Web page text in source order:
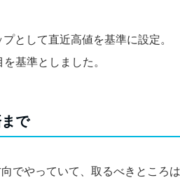
として直近高値を基準に設定。
基準としました。
で
でやっていて、取るべきところ